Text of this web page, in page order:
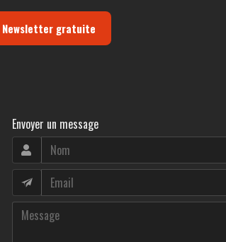
gratuite
Envoyer un message